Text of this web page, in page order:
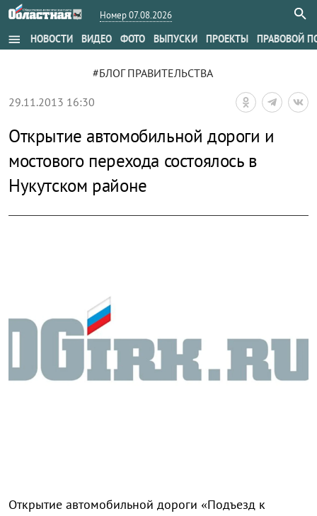
Номер 07.08.2026
menu НОВОСТИ ВИДЕО ФОТО ВЫПУСКИ ПРОЕКТЫ ПРАВОВОЙ
#БЛОГ ПРАВИТЕЛЬСТВА
29.11.2013 16:30
Открытие автомобильной дороги и
мостового перехода состоялось в
Нукутском районе
Открытие автомобильной дороги «Подъезд к